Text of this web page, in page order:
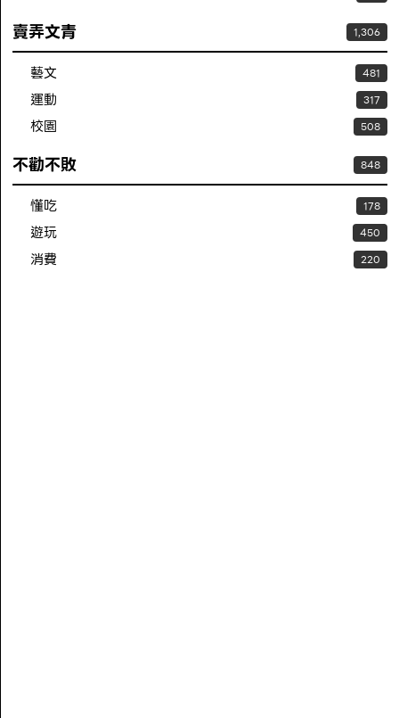
賣弄文青 1,306
藝文 481
運動 317
校園 508
不勸不敗 848
懂吃 178
遊玩 450
消費 220